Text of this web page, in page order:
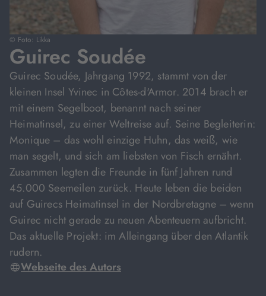
© Foto: Likka
Guirec Soudée
Guirec Soudée, Jahrgang 1992, stammt von der
kleinen Insel Yvinec in Côtes-d'Armor. 2014 brach er
mit einem Segelboot, benannt nach seiner
Heimatinsel, zu einer Weltreise auf. Seine Begleiterin:
Monique – das wohl einzige Huhn, das weiß, wie
man segelt, und sich am liebsten von Fisch ernährt.
Zusammen legten die Freunde in fünf Jahren rund
45.000 Seemeilen zurück. Heute leben die beiden
auf Guirecs Heimatinsel in der Nordbretagne – wenn
Guirec nicht gerade zu neuen Abenteuern aufbricht.
Das aktuelle Projekt: im Alleingang über den Atlantik
rudern.
Webseite des Autors